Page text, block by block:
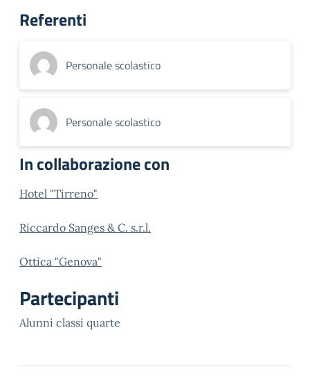
Referenti
Personale scolastico
Personale scolastico
In collaborazione con
Hotel "Tirreno"
Riccardo Sanges & C. s.r.l.
Ottica "Genova"
Partecipanti
Alunni classi quarte